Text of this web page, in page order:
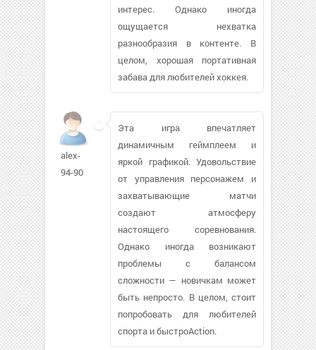
интерес. Однако иногда
ощущается нехватка
разнообразия в контенте. В
целом, хорошая портативная
забава для любителей хоккея.
alex-
94-90
Эта игра впечатляет
динамичным геймплеем и
яркой графикой. Удовольствие
от управления персонажем и
захватывающие матчи
создают атмосферу
настоящего соревнования.
Однако иногда возникают
проблемы с балансом
сложности — новичкам может
быть непросто. В целом, стоит
попробовать для любителей
спорта и быстроAction.